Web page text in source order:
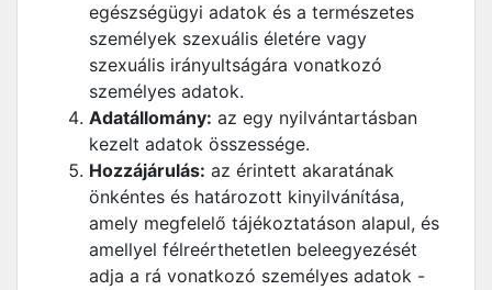
egészségügyi adatok és a természetes
személyek szexuális életére vagy
szexuális irányultságára vonatkozó
személyes adatok.
Adatállomány: az egy nyilvántartásban
kezelt adatok összessége.
Hozzájárulás: az érintett akaratának
önkéntes és határozott kinyilvánítása,
amely megfelelő tájékoztatáson alapul, és
amellyel félreérthetetlen beleegyezését
adja a rá vonatkozó személyes adatok -